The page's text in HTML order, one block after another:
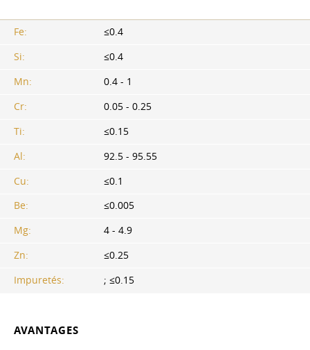
Fe:
≤0.4
Si:
≤0.4
Mn:
0.4 - 1
Cr:
0.05 - 0.25
Ti:
≤0.15
Al:
92.5 - 95.55
Cu:
≤0.1
Be:
≤0.005
Mg:
4 - 4.9
Zn:
≤0.25
Impuretés:
; ≤0.15
AVANTAGES